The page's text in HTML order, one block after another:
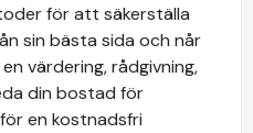
för att säkerställa
sin bästa sida och når
värdering, rådgivning,
din bostad för
en kostnadsfri